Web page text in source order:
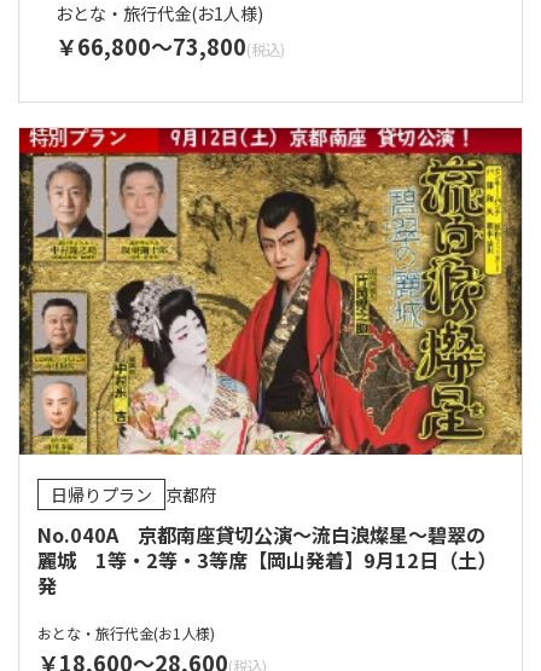
おとな・旅行代金(お1人様)
66,800 73,800
日帰りプラン 京都府
No.040A 京都南座貸切公演～流白浪燦星～碧翠の
麗城 1等・2等・3等席【岡山発着】9月12日（土）
発
おとな・旅行代金(お1人様)
18,600 28,600